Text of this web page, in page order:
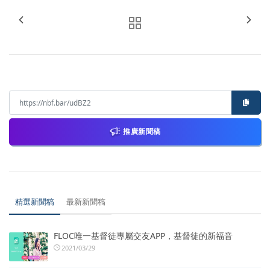
推廣新聞稿
精選新聞稿 最新新聞稿
FLOC唯一基督徒專屬交友APP，基督徒的新福音
2021/03/29